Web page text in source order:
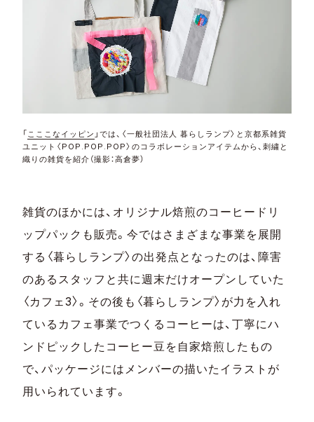
「 こここなイッピン 」では、〈一般社団法人 暮らしランプ〉と京都系雑貨
ユニット〈POP.POP.POP〉のコラボレーションアイテムから、刺繍と
織りの雑貨を紹介（撮影：高倉夢）
雑貨のほかには、オリジナル焙煎のコーヒードリ
ップパックも販売。今ではさまざまな事業を展開
する〈暮らしランプ〉の出発点となったのは、障害
のあるスタッフと共に週末だけオープンしていた
〈カフェ3〉。その後も〈暮らしランプ〉が力を入れ
ているカフェ事業でつくるコーヒーは、丁寧にハ
ンドピックしたコーヒー豆を自家焙煎したもの
で、パッケージにはメンバーの描いたイラストが
用いられています。